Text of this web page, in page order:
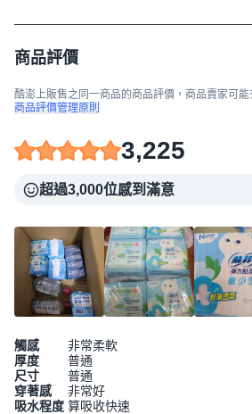
商品評價
酷澎上販售之同一商品的商品評價，商品賣家可能
商品評價管理原則
3,225
超過3,000位感到滿意
觸感 非常柔軟
厚度
普通
尺寸
普通
穿著感
非常好
吸水程度 算吸收快速